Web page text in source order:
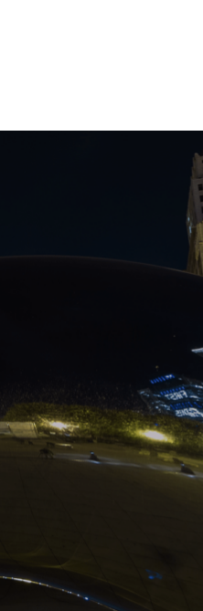
工智慧與機器學習視為一項
作，將運用 NVIDIA 的深度
消息，有逾五萬名醫療專業人
萬個醫學影像裝置將導入
Frontier CT，影像
Intelligence 分析平台，